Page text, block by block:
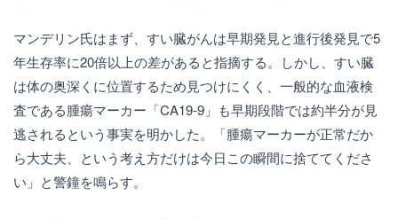
マンデリン氏はまず、すい臓がんは早期発見と進行後発見で5
年生存率に20倍以上の差があると指摘する。しかし、すい臓
は体の奥深くに位置するため見つけにくく、一般的な血液検
査である腫瘍マーカー「CA19-9」も早期段階では約半分が見
逃されるという事実を明かした。「腫瘍マーカーが正常だか
ら大丈夫、という考え方だけは今日この瞬間に捨ててくださ
い」と警鐘を鳴らす。